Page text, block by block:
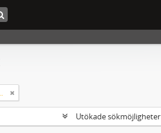
handskriftssamling
Utökade sökmöjligheter